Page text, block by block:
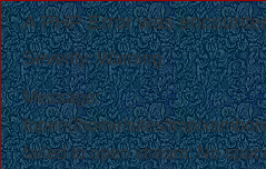
A PHP Error was
Severity: Warning
Message:
fopen(/home/sites/tmp/
failed to open stream: No